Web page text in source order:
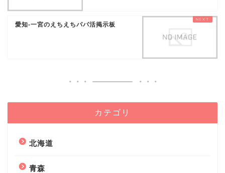
愛知-一宮のえちえちパパ活掲示板
カテゴリ
北海道
青森